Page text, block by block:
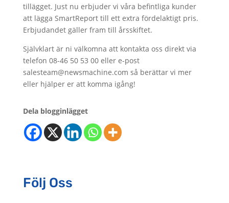
tillägget. Just nu erbjuder vi våra befintliga kunder
att lägga SmartReport till ett extra fördelaktigt pris.
Erbjudandet gäller fram till årsskiftet.
Självklart är ni välkomna att kontakta oss direkt via
telefon 08-46 50 53 00 eller e-post
salesteam@newsmachine.com så berättar vi mer
eller hjälper er att komma igång!
Dela blogginlägget
Följ Oss